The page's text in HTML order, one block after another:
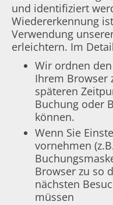
und identifiziert
Wiedererkennung
Verwendung
erleichtern. Im
Wir ordnen
Ihrem Browser
späteren
Buchung oder
können.
Wenn Sie
vornehmen
Browser zu so
nächsten
müssen